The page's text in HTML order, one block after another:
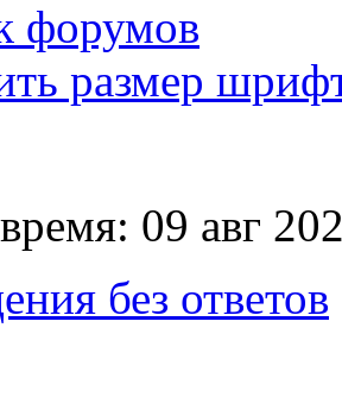
форумов
размер
09 авг
без ответов